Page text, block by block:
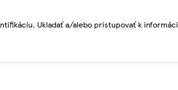
Ukladať a/alebo pristupovať k